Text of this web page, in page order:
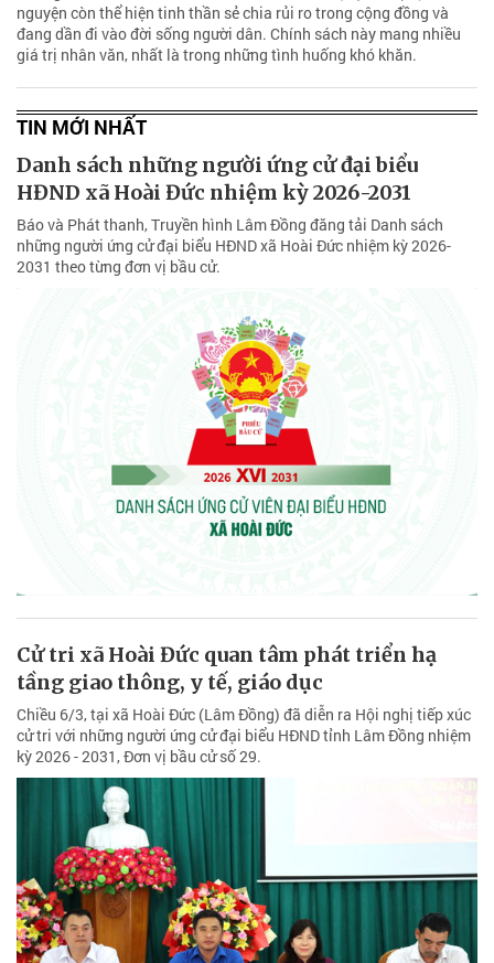
nguyện còn thể hiện tinh thần sẻ chia rủi ro trong cộng đồng và
đang dần đi vào đời sống người dân. Chính sách này mang nhiều
giá trị nhân văn, nhất là trong những tình huống khó khăn.
TIN MỚI NHẤT
Danh sách những người ứng cử đại biểu
HĐND xã Hoài Đức nhiệm kỳ 2026-2031
Báo và Phát thanh, Truyền hình Lâm Đồng đăng tải Danh sách
những người ứng cử đại biểu HĐND xã Hoài Đức nhiệm kỳ 2026-
2031 theo từng đơn vị bầu cử.
Cử tri xã Hoài Đức quan tâm phát triển hạ
tầng giao thông, y tế, giáo dục
Chiều 6/3, tại xã Hoài Đức (Lâm Đồng) đã diễn ra Hội nghị tiếp xúc
cử tri với những người ứng cử đại biểu HĐND tỉnh Lâm Đồng nhiệm
kỳ 2026 - 2031, Đơn vị bầu cử số 29.